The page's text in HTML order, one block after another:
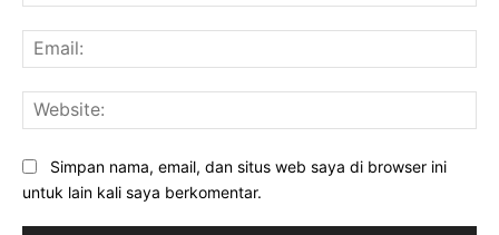
Simpan nama, email, dan situs web saya di browser ini
untuk lain kali saya berkomentar.